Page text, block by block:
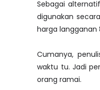
Sebagai
digunakan
harga langganan
Cumanya,
waktu tu. Jadi
orang ramai.